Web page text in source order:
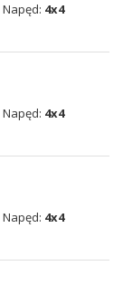
Napęd: 4x4
Napęd: 4x4
Napęd: 4x4